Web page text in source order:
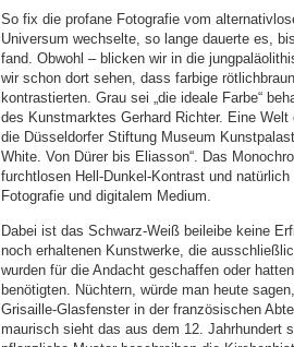
So fix die profane Fotografie vom
Universum wechselte, so lange dauerte es,
fand. Obwohl – blicken wir in die
wir schon dort sehen, dass farbige
kontrastierten. Grau sei „die ideale Farbe“
des Kunstmarktes Gerhard Richter. Eine
die Düsseldorfer Stiftung Museum
White. Von Dürer bis Eliasson“. Das
furchtlosen Hell-Dunkel-Kontrast und
Fotografie und digitalem Medium.
Dabei ist das Schwarz-Weiß beileibe keine
noch erhaltenen Kunstwerke, die
wurden für die Andacht geschaffen oder
benötigten. Nüchtern, würde man heute
Grisaille-Glasfenster in der französischen
maurisch sieht das aus dem 12. Jahrhundert